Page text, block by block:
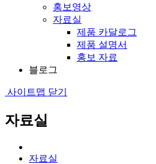
홍보영상
자료실
제품 카달로그
제품 설명서
홍보 자료
블로그
사이트맵 닫기
자료실
자료실